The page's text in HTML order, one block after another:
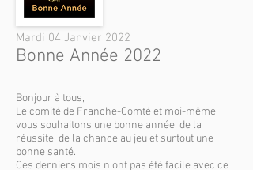
Mardi 04 Janvier 2022
Bonne Année 2022
Bonjour à tous,
Le comité de Franche-Comté et moi-même
vous souhaitons une bonne année, de la
réussite, de la chance au jeu et surtout une
bonne santé.
Ces derniers mois n’ont pas été facile avec ce